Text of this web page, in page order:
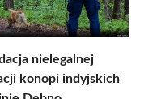
nielegalnej
konopi indyjskich